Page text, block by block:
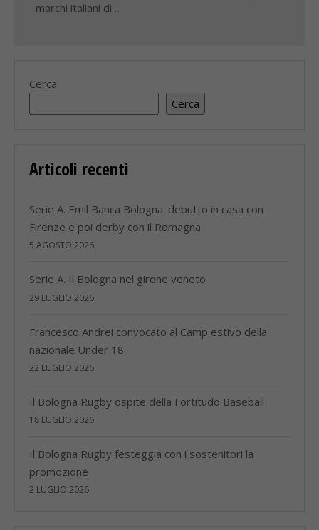
marchi italiani di…
Cerca
Cerca
Articoli recenti
Serie A. Emil Banca Bologna: debutto in casa con
Firenze e poi derby con il Romagna
5 AGOSTO 2026
Serie A. Il Bologna nel girone veneto
29 LUGLIO 2026
Francesco Andrei convocato al Camp estivo della
nazionale Under 18
22 LUGLIO 2026
Il Bologna Rugby ospite della Fortitudo Baseball
18 LUGLIO 2026
Il Bologna Rugby festeggia con i sostenitori la
promozione
2 LUGLIO 2026